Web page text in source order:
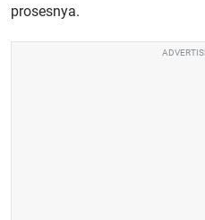
prosesnya.